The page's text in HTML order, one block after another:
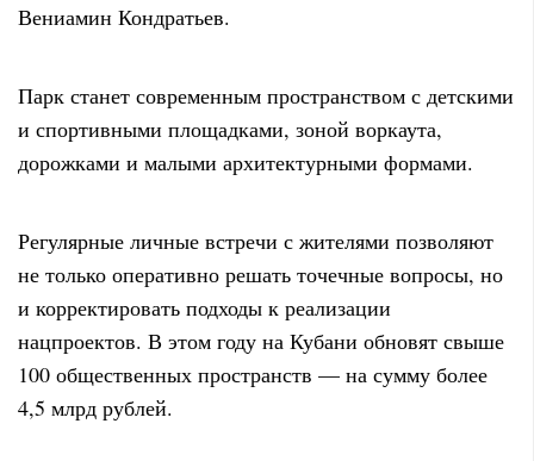
Вениамин Кондратьев.
Парк станет современным пространством с детскими
и спортивными площадками, зоной воркаута,
дорожками и малыми архитектурными формами.
Регулярные личные встречи с жителями позволяют
не только оперативно решать точечные вопросы, но
и корректировать подходы к реализации
нацпроектов. В этом году на Кубани обновят свыше
100 общественных пространств — на сумму более
4,5 млрд рублей.